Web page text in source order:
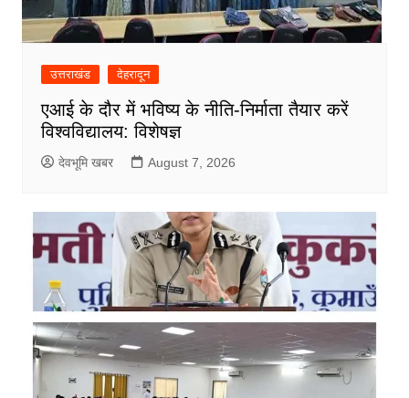
उत्तराखंड देहरादून
एआई के दौर में भविष्य के नीति-निर्माता तैयार करें
विश्वविद्यालय: विशेषज्ञ
देवभूमि खबर August 7, 2026